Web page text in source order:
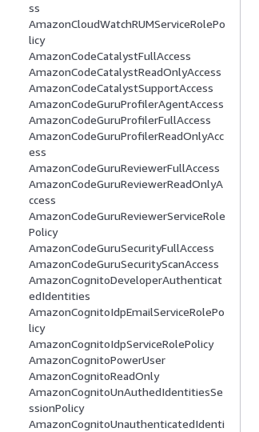
ss
AmazonCloudWatchRUMServiceRolePo
licy
AmazonCodeCatalystFullAccess
AmazonCodeCatalystReadOnlyAccess
AmazonCodeCatalystSupportAccess
AmazonCodeGuruProfilerAgentAccess
AmazonCodeGuruProfilerFullAccess
AmazonCodeGuruProfilerReadOnlyAcc
ess
AmazonCodeGuruReviewerFullAccess
AmazonCodeGuruReviewerReadOnlyA
ccess
AmazonCodeGuruReviewerServiceRole
Policy
AmazonCodeGuruSecurityFullAccess
AmazonCodeGuruSecurityScanAccess
AmazonCognitoDeveloperAuthenticat
edIdentities
AmazonCognitoIdpEmailServiceRolePo
licy
AmazonCognitoIdpServiceRolePolicy
AmazonCognitoPowerUser
AmazonCognitoReadOnly
AmazonCognitoUnAuthedIdentitiesSe
ssionPolicy
AmazonCognitoUnauthenticatedIdenti